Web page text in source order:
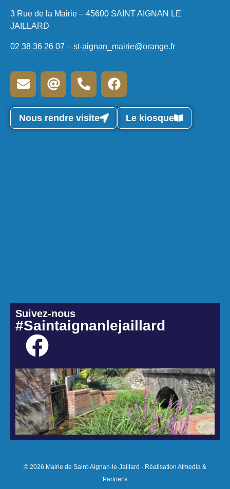
3 Rue de la Mairie – 45600 SAINT AIGNAN LE
JAILLARD
02 38 36 26 07 – st-aignan_mairie@orange.fr
Nous rendre visite Le kiosque
Suivez-nous
#Saintaignanlejaillard
© 2026 Mairie de Saint-Aignan-le-Jaillard - Réalisation Atmedia &
Partner's